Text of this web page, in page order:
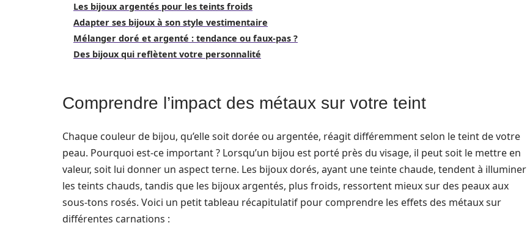
Les bijoux argentés pour les teints froids
Adapter ses bijoux à son style vestimentaire
Mélanger doré et argenté : tendance ou faux-pas ?
Des bijoux qui reflètent votre personnalité
Comprendre l’impact des métaux sur votre teint
Chaque couleur de bijou, qu’elle soit dorée ou argentée, réagit différemment selon le teint de votre
peau. Pourquoi est-ce important ? Lorsqu’un bijou est porté près du visage, il peut soit le mettre en
valeur, soit lui donner un aspect terne. Les bijoux dorés, ayant une teinte chaude, tendent à illuminer
les teints chauds, tandis que les bijoux argentés, plus froids, ressortent mieux sur des peaux aux
sous-tons rosés. Voici un petit tableau récapitulatif pour comprendre les effets des métaux sur
différentes carnations :